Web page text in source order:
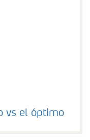
vs el óptimo